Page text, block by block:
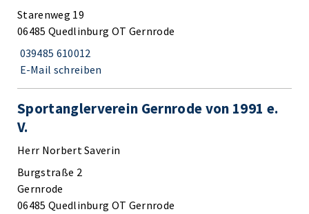
Starenweg 19
06485 Quedlinburg OT Gernrode
039485 610012
E-Mail schreiben
Sportanglerverein Gernrode von 1991 e.
V.
Herr Norbert Saverin
Burgstraße 2
Gernrode
06485 Quedlinburg OT Gernrode